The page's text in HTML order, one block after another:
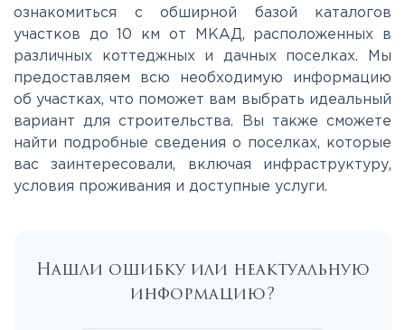
Минское
Можайское
Новорижское
Новорязанское
ознакомиться с обширной базой каталогов
участков до 10 км от МКАД, расположенных в
различных коттеджных и дачных поселках. Мы
предоставляем всю необходимую информацию
об участках, что поможет вам выбрать идеальный
вариант для строительства. Вы также сможете
найти подробные сведения о поселках, которые
вас заинтересовали, включая инфраструктуру,
условия проживания и доступные услуги.
Нашли ошибку или неактуальную
информацию?